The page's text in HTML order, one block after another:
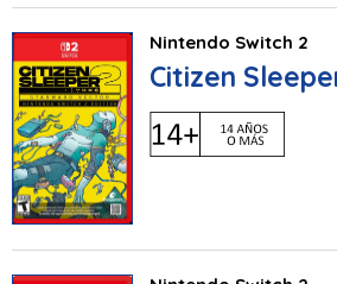
Nintendo Switch 2
Citizen